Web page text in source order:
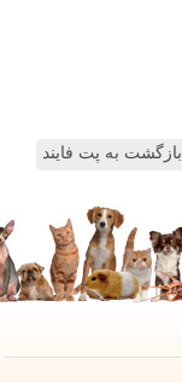
بازگشت به پت فایند